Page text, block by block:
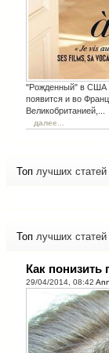
"Рожденный" в США
появится и во
Великобританией,...
далее...
Топ лучших
Топ лучших
Как понизить
29/04/2014, 08:42